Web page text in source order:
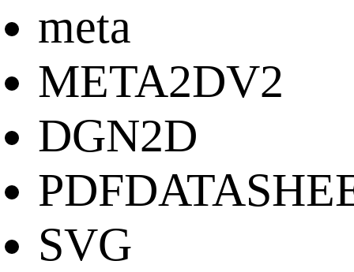
meta
META2DV2
DGN2D
SVG